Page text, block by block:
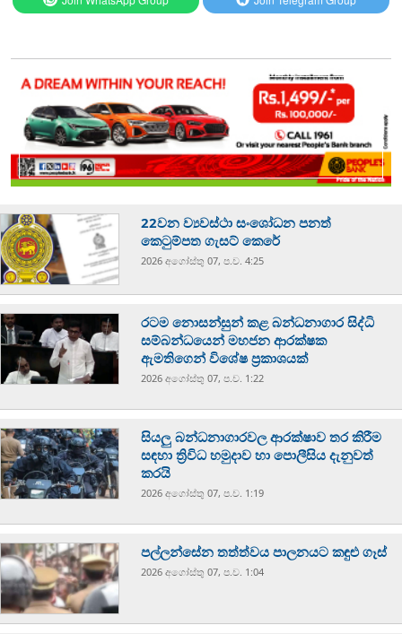
22වන ව්‍යවස්ථා සංශෝධන පනත්
කෙටුම්පත ගැසට් කෙරේ
2026 අගෝස්‍තු 07, ප.ව. 4:25
රටම නොසන්සුන් කළ බන්ධනාගාර සිද්ධි
සම්බන්ධයෙන් මහජන ආරක්ෂක
ඇමතිගෙන් විශේෂ ප්‍රකාශයක්
2026 අගෝස්‍තු 07, ප.ව. 1:22
සියලු බන්ධනාගාරවල ආරක්ෂාව තර කිරීම
සඳහා ත්‍රිවිධ හමුදාව හා පොලීසිය දැනුවත්
කරයි
2026 අගෝස්‍තු 07, ප.ව. 1:19
පල්ලන්සේන තත්ත්වය පාලනයට කඳුළු ගෑස්
2026 අගෝස්‍තු 07, ප.ව. 1:04